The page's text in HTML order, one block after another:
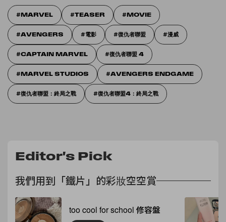
MARVEL TEASER MOVIE
AVENGERS 電影 復仇者聯盟 漫威
CAPTAIN MARVEL 復仇者聯盟 4
MARVEL STUDIOS AVENGERS ENDGAME
復仇者聯盟：終局之戰 復仇者聯盟4：終局之戰
Editor's Pick
我們用到「鐵片」的彩妝空空賞
too cool for school 修容盤